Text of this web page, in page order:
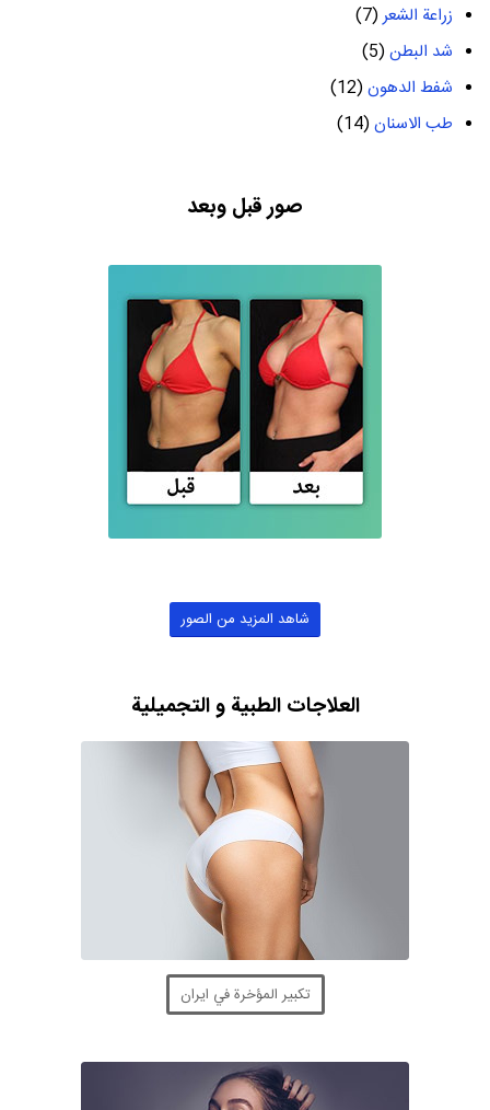
زراعة الشعر(7)
شد البطن(5)
شفط الدهون(12)
طب الاسنان(14)
صور قبل وبعد
شاهد المزيد من الصور
العلاجات الطبية و التجميلية
تكبير المؤخرة في ايران